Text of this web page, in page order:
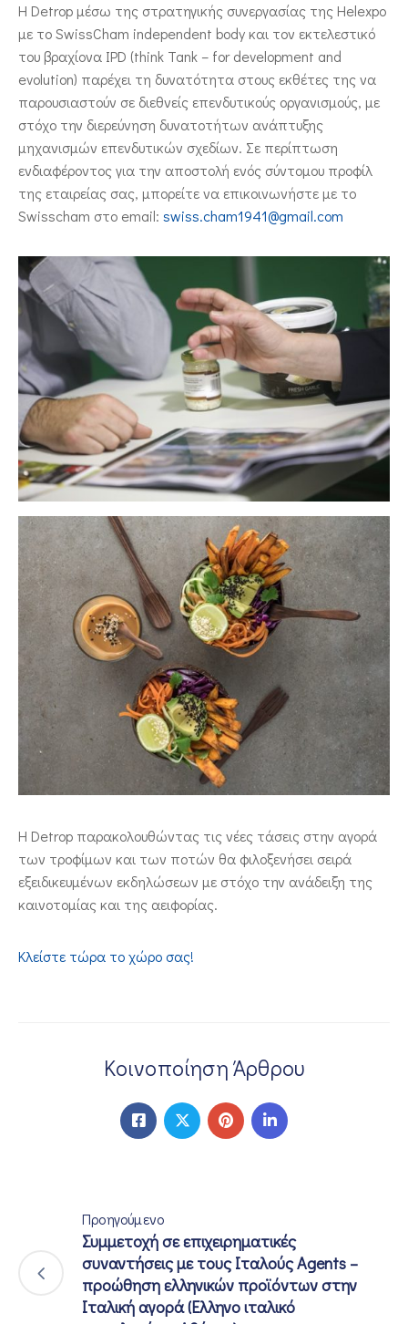
Η Detrop μέσω της στρατηγικής συνεργασίας της Helexpo
με το SwissCham independent body και τον εκτελεστικό
του βραχίονα IPD (think Tank – for development and
evolution) παρέχει τη δυνατότητα στους εκθέτες της να
παρουσιαστούν σε διεθνείς επενδυτικούς οργανισμούς, με
στόχο την διερεύνηση δυνατοτήτων ανάπτυξης
μηχανισμών επενδυτικών σχεδίων. Σε περίπτωση
ενδιαφέροντος για την αποστολή ενός σύντομου προφίλ
της εταιρείας σας, μπορείτε να επικοινωνήστε με το
Swisscham στο email: swiss.cham1941@gmail.com
Η Detrop παρακολουθώντας τις νέες τάσεις στην αγορά
των τροφίμων και των ποτών θα φιλοξενήσει σειρά
εξειδικευμένων εκδηλώσεων με στόχο την ανάδειξη της
καινοτομίας και της αειφορίας.
Κλείστε τώρα το χώρο σας!
Κοινοποίηση Άρθρου
Προηγούμενο
Συμμετοχή σε επιχειρηματικές
συναντήσεις με τους Ιταλούς Agents –
προώθηση ελληνικών προϊόντων στην
Ιταλική αγορά (Eλληνο ιταλικό